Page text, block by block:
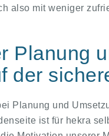
also mit weniger
Planung
der
Planung und
ist für hekra